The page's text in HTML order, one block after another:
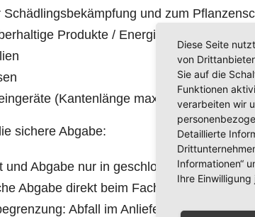
Schädlingsbekämpfung und zum
Produkte / Energiesparlampen /
(Kantenlänge max. 40 cm x 40 cm)
sichere Abgabe:
und Abgabe nur in geschlossenen
Abgabe direkt beim Fachpersonal des
Abfall im Anlieferungsgefäß bis
Diese Seite
von
Sie auf die
Funktionen
verarbeiten wir
Detaillierte
Informationen“
Ihre